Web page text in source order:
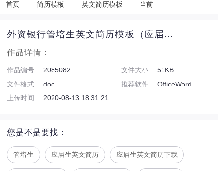
首页 简历模板 英文简历模板 当前
外资银行管培生英文简历模板（应届生初级岗位）
作品详情：
作品编号 2085082 文件大小
51KB
文件格式
doc 推荐软件
OfficeWord
上传时间
2020-08-13 18:31:21
您是不是要找：
管培生 应届生英文简历 应届生英文简历下载